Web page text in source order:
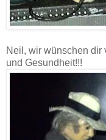
Neil, wir wünschen dir
und Gesundheit!!!